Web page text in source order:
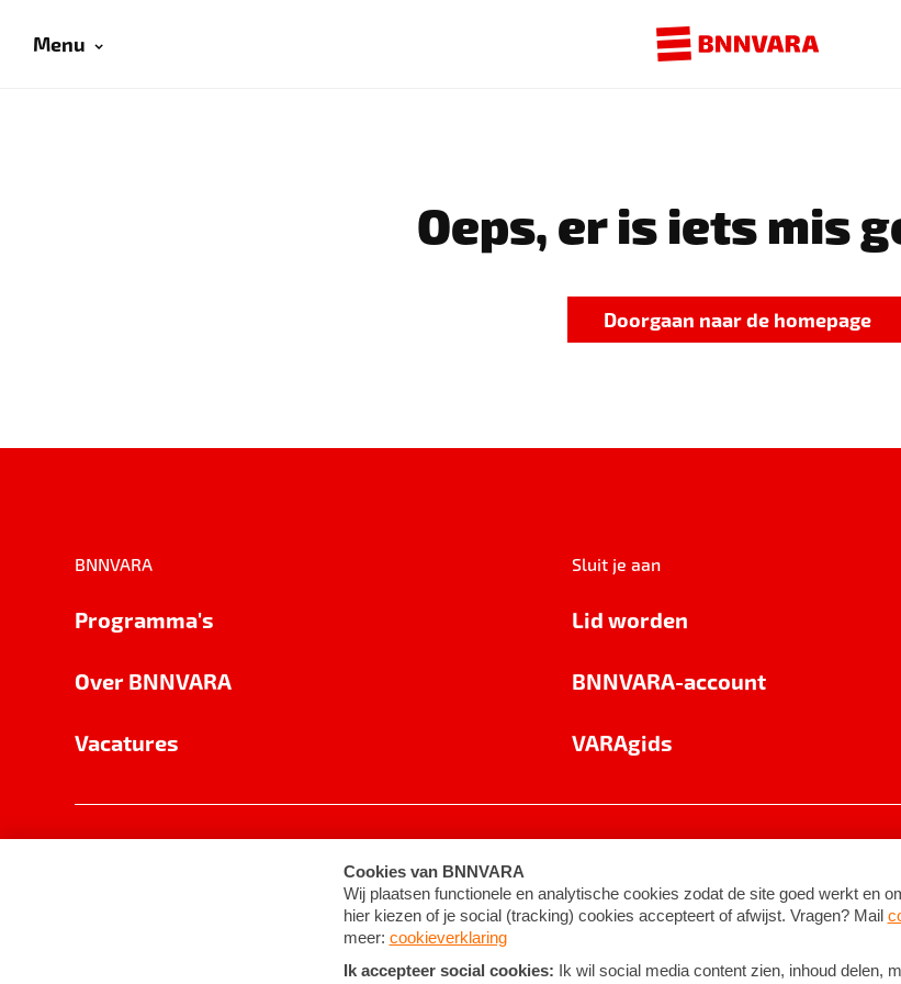
Menu
Oeps, er is iets mis
Doorgaan naar de homepage
BNNVARA
Programma's
Over BNNVARA
Vacatures
Sluit je aan
Lid worden
BNNVARA-account
VARAgids
Cookie-instellingen Algemene voorwaarden ©2026BNNVARA